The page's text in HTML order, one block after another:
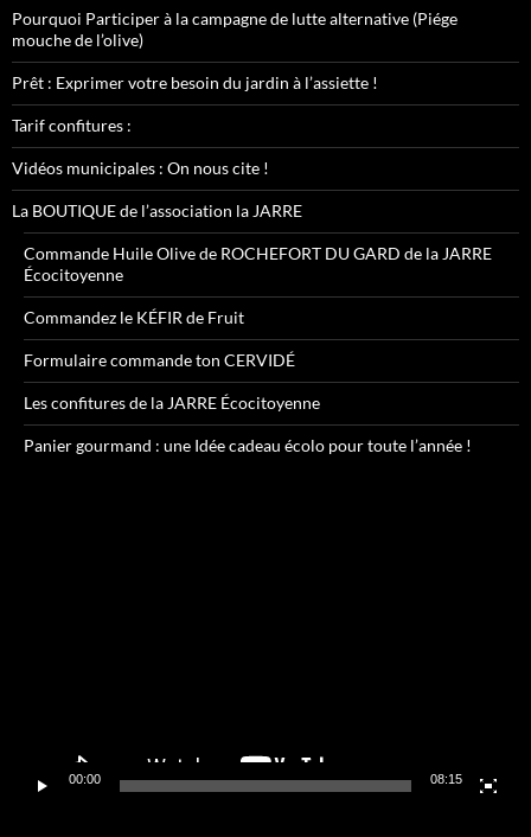
Pourquoi Participer à la campagne de lutte alternative (Piége
mouche de l’olive)
Prêt : Exprimer votre besoin du jardin à l’assiette !
Tarif confitures :
Vidéos municipales : On nous cite !
La BOUTIQUE de l’association la JARRE
Commande Huile Olive de ROCHEFORT DU GARD de la JARRE
Écocitoyenne
Commandez le KÉFIR de Fruit
Formulaire commande ton CERVIDÉ
Les confitures de la JARRE Écocitoyenne
Panier gourmand : une Idée cadeau écolo pour toute l’année !
00:00 08:15